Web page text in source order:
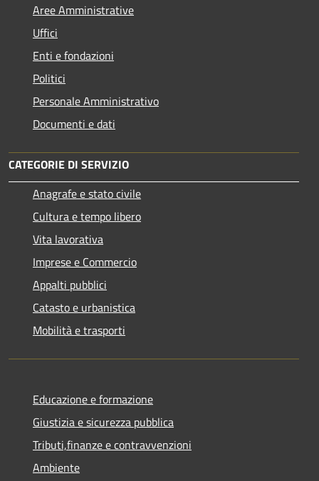
Aree Amministrative
Uffici
Enti e fondazioni
Politici
Personale Amministrativo
Documenti e dati
CATEGORIE DI SERVIZIO
Anagrafe e stato civile
Cultura e tempo libero
Vita lavorativa
Imprese e Commercio
Appalti pubblici
Catasto e urbanistica
Mobilità e trasporti
Educazione e formazione
Giustizia e sicurezza pubblica
Tributi,finanze e contravvenzioni
Ambiente